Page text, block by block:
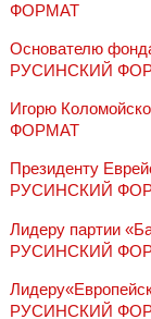
ФОРМАТ
Основателю
РУСИНСКИЙ
Игорю
ФОРМАТ
Президенту
РУСИНСКИЙ
Лидеру партии
РУСИНСКИЙ
РУСИНСКИЙ